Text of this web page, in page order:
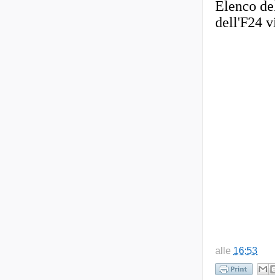
Elenco
dell'F24
alle 16:53